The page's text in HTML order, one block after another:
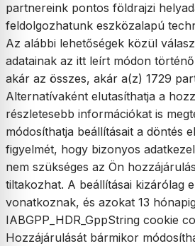
partnereink pontos földrajzi
feldolgozhatunk eszközalapú
Az alábbi lehetőségek közül
adatainak az itt leírt módon
akár az összes, akár a(z) 1729
Alternatívaként elutasíthatja a
részletesebb információkat is
módosíthatja beállításait a döntés
figyelmét, hogy bizonyos
nem szükséges az Ön
tiltakozhat. A beállításai kizárólag
vonatkoznak, és azokat 13
IABGPP_HDR_GppString cookie
Hozzájárulását bármikor